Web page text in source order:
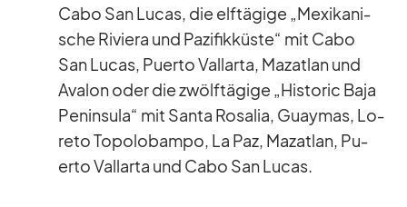
Cabo San Lu­cas, die elf­tä­gige „Me­xi­ka­ni­
sche Ri­viera und Pa­zi­fik­küste“ mit Cabo
San Lu­cas, Pu­erto Vall­arta, Ma­zat­lan und
Ava­lon oder die zwölf­tä­gige „His­to­ric Baja
Pen­in­sula“ mit Santa Ro­sa­lia, Gu­ay­mas, Lo­
reto To­po­lo­bampo, La Paz, Ma­zat­lan, Pu­
erto Vall­arta und Cabo San Lu­cas.